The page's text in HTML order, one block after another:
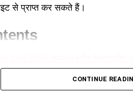
से प्राप्त कर सकते हैं।
Admit Card 2026: मुख्य जानकारी एक
CONTINUE